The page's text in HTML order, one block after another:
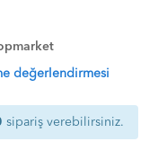
değerlendirmesi
sipariş verebilirsiniz.